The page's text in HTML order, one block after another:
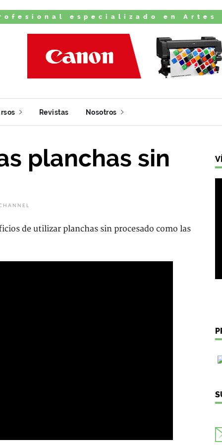
especializado en Artes
Revistas Nosotros
planchas sin
de utilizar planchas sin procesado como las